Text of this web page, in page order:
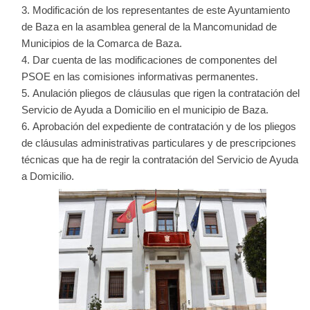
Modificación de los representantes de este Ayuntamiento
de Baza en la asamblea general de la Mancomunidad de
Municipios de la Comarca de Baza.
Dar cuenta de las modificaciones de componentes del
PSOE en las comisiones informativas permanentes.
Anulación pliegos de cláusulas que rigen la contratación del
Servicio de Ayuda a Domicilio en el municipio de Baza.
Aprobación del expediente de contratación y de los pliegos
de cláusulas administrativas particulares y de prescripciones
técnicas que ha de regir la contratación del Servicio de Ayuda
a Domicilio.